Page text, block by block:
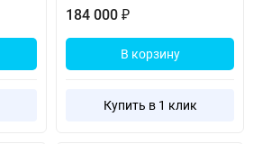
184 000 ₽
В корзину
Купить в 1 клик